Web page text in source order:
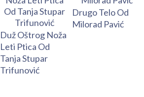
Duž Oštrog Noža
Leti Ptica Od
Tanja Stupar
Trifunović
Drugo Telo Od
Milorad Pavić